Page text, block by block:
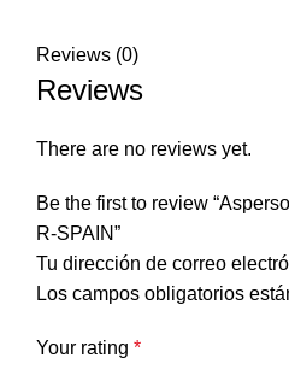
Reviews (0)
Reviews
There are no reviews yet.
Be the first to review
R-SPAIN”
Tu dirección de correo
Los campos obligatorios
Your rating *